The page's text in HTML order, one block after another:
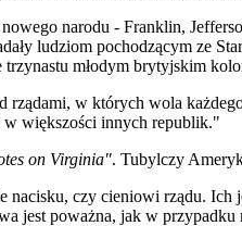
narodu - Franklin,
ludziom pochodzącym ze
młodym brytyjskim
rządami, w których wola
większości innych republik."
on Virginia". Tubylczy
nacisku, czy cieniowi rządu.
jest poważna, jak w